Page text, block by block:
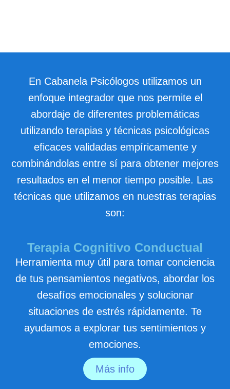
En Cabanela Psicólogos utilizamos un
enfoque integrador que nos permite el
abordaje de diferentes problemáticas
utilizando terapias y técnicas psicológicas
eficaces validadas empíricamente y
combinándolas entre sí para obtener mejores
resultados en el menor tiempo posible. Las
técnicas que utilizamos en nuestras terapias
son:
Terapia Cognitivo Conductual
Herramienta muy útil para tomar conciencia
de tus pensamientos negativos, abordar los
desafíos emocionales y solucionar
situaciones de estrés rápidamente. Te
ayudamos a explorar tus sentimientos y
emociones.
Más info